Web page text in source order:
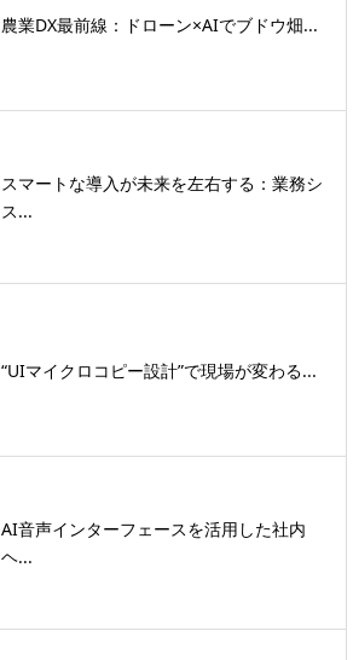
農業DX最前線：ドローン×AIでブドウ畑...
スマートな導入が未来を左右する：業務シ
ス...
“UIマイクロコピー設計”で現場が変わる...
AI音声インターフェースを活用した社内
ヘ...